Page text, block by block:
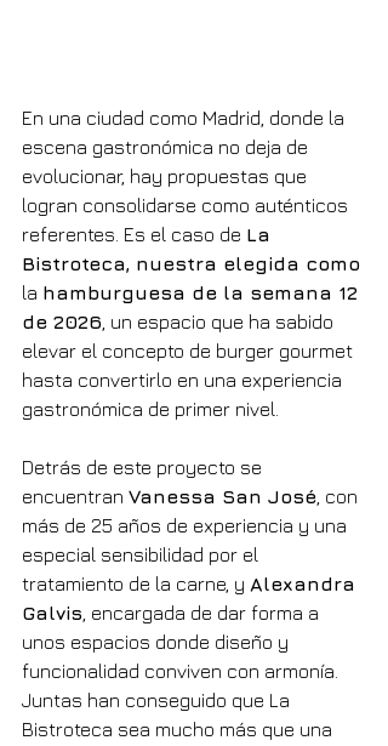
En una ciudad como Madrid, donde la
escena gastronómica no deja de
evolucionar, hay propuestas que
logran consolidarse como auténticos
referentes. Es el caso de La
Bistroteca, nuestra elegida como
la hamburguesa de la semana 12
de 2026 , un espacio que ha sabido
elevar el concepto de burger gourmet
hasta convertirlo en una experiencia
gastronómica de primer nivel.
Detrás de este proyecto se
encuentran Vanessa San José , con
más de 25 años de experiencia y una
especial sensibilidad por el
tratamiento de la carne, y Alexandra
Galvis , encargada de dar forma a
unos espacios donde diseño y
funcionalidad conviven con armonía.
Juntas han conseguido que La
Bistroteca sea mucho más que una